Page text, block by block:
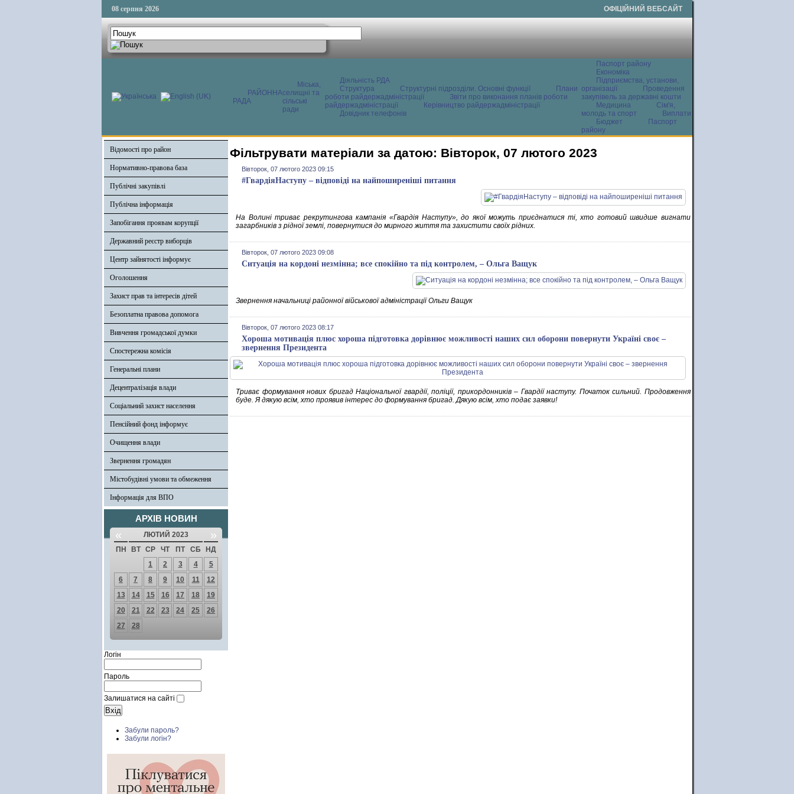
08 серпня 2026 ОФІЦІЙНИЙ ВЕБСАЙТ
РАЙОННА
РАДА
Міська,
селищні та
сільські
ради
Діяльність РДА
Структура
Структурні підрозділи. Основні функції
Плани
роботи райдержадміністрації
Звіти про виконання планів роботи
райдержадміністрації
Керівництво райдержадміністрації
Довідник телефонів
Паспорт району
Економіка
Підприємства, установи,
організації
Проведення
закупівель за державні кошти
Медицина
Сім'я,
молодь та спорт
Виплати
Бюджет
Паспорт
району
Відомості про район
Нормативно-правова база
Публічні закупівлі
Публічна інформація
Запобігання проявам корупції
Державний реєстр виборців
Центр зайнятості інформує
Оголошення
Захист прав та інтересів дітей
Безоплатна правова допомога
Вивчення громадської думки
Спостережна комісія
Генеральні плани
Децентралізація влади
Соціальний захист населення
Пенсійний фонд інформує
Очищення влади
Звернення громадян
Містобудівні умови та обмеження
Інформація для ВПО
АРХІВ НОВИН
« ЛЮТИЙ 2023 »
ПН ВТ СР ЧТ ПТ СБ
НД
1
2 3 4
5
6
7 8 9 10 11
12
13
14 15 16 17 18
19
20
21 22 23 24 25
26
27
28
Логін
Пароль
Залишатися на сайті
Забули пароль?
Забули логін?
Фільтрувати матеріали за датою: Вівторок, 07 лютого 2023
Вівторок, 07 лютого 2023 09:15
#ГвардіяНаступу – відповіді на найпоширеніші питання
На Волині триває рекрутингова кампанія «Гвардія Наступу», до якої можуть приєднатися ті, хто готовий швидше вигнати
загарбників з рідної землі, повернутися до мирного життя та захистити своїх рідних.
Вівторок, 07 лютого 2023 09:08
Ситуація на кордоні незмінна; все спокійно та під контролем, – Ольга Ващук
Звернення начальниці районної військової адміністрації Ольги Ващук
Вівторок, 07 лютого 2023 08:17
Хороша мотивація плюс хороша підготовка дорівнює можливості наших cил оборони повернути Україні своє –
звернення Президента
Триває формування нових бригад Національної гвардії, поліції, прикордонників – Гвардії наступу. Початок сильний. Продовження
буде. Я дякую всім, хто проявив інтерес до формування бригад. Дякую всім, хто подає заявки!